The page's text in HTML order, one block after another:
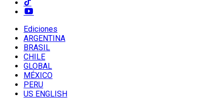
Ediciones
ARGENTINA
BRASIL
CHILE
GLOBAL
MÉXICO
PERU
US ENGLISH